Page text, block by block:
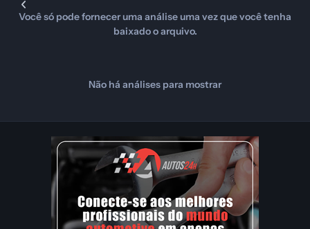
Você só pode fornecer uma análise uma vez que você tenha
baixado o arquivo.
Não há análises para mostrar